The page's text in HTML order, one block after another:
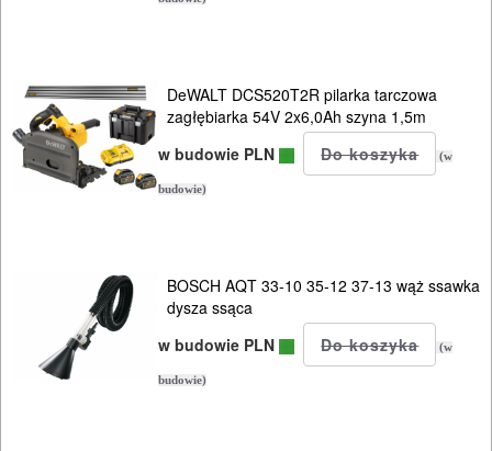
płatnice
strugi
ręczne
CMS
systemy
połączeń
DeWALT DCS520T2R pilarka tarczowa
zagłębiarka 54V 2x6,0Ah szyna 1,5m
w budowie PLN
(w
budowie)
BOSCH AQT 33-10 35-12 37-13 wąż ssawka
dysza ssąca
w budowie PLN
(w
budowie)